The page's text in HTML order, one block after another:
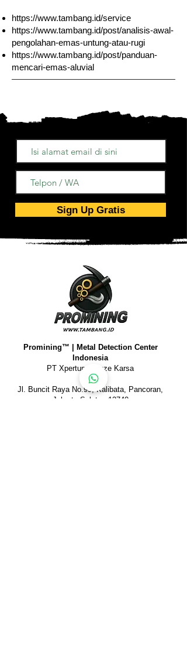
https://www.tambang.id/service
https://www.tambang.id/post/analisis-awal-
pengolahan-emas-untung-atau-rugi
https://www.tambang.id/post/panduan-
mencari-emas-aluvial
Promining™ | Metal Detection Center
Indonesia
PT Xpertum Henze Karsa
Jl. Buncit Raya No.99, Kalibata, Pancoran,
Jakarta Selatan 12740
Sign Up Gratis